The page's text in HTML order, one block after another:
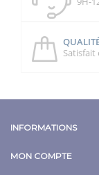
Satisfait
INFORMATIONS
MON COMPTE